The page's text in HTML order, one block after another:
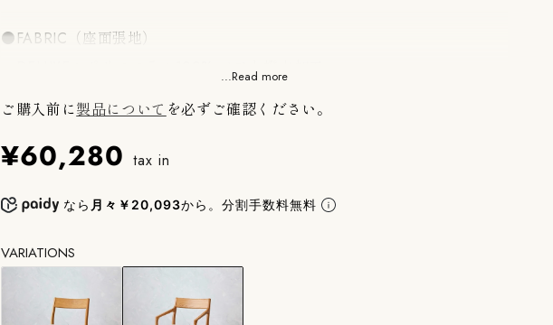
●FABRIC（座面張地）
・DELUXE：ポリエステル100% ソフト撥水加工
・HEARTLAND：ポリエステル100% ソフト撥水加工
...Read more
ご購入前に製品について を必ずご確認ください。
¥60,280 tax in
なら 月々￥20,093から。分割手数料無料
VARIATIONS